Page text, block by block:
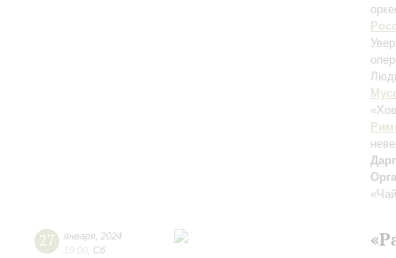
27 января 2024
19:00 Сб